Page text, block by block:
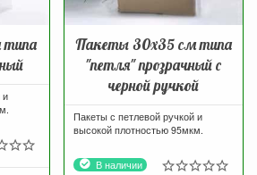
и
Пакеты 30х35 см типа
"петля" прозрачный с
черной ручкой
Пакеты с петлевой ручкой и
высокой плотностью 95мкм.
В наличии